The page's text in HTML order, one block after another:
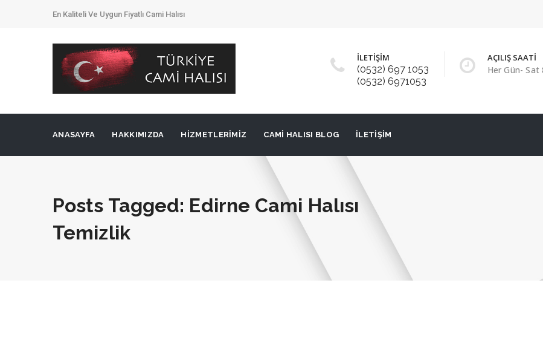
En Kaliteli Ve Uygun Fiyatlı Cami Halısı
İLETİŞİM
(0532) 697 1053
(0532) 6971053
AÇILIŞ SAATİ
Her Gün- Sat
ANASAYFA HAKKIMIZDA HIZMETLERIMIZ CAMI HALISI BLOG İLETIŞIM
Posts Tagged: Edirne Cami Halısı
Temizlik